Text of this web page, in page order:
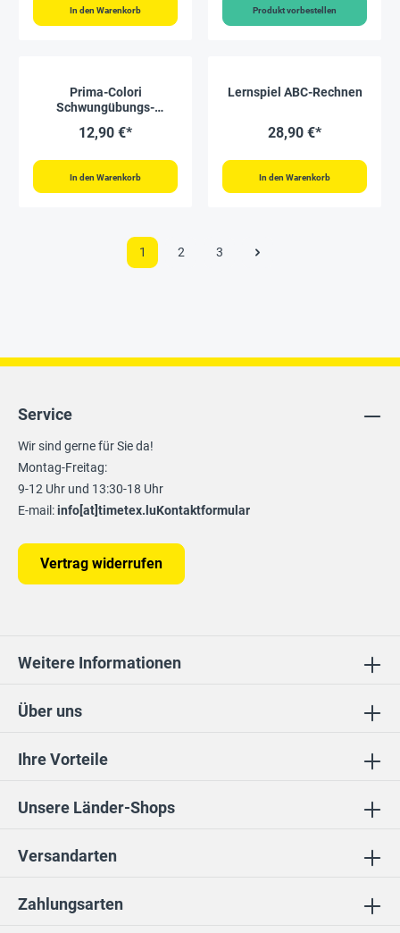
In den Warenkorb Produkt vorbestellen
Prima-Colori
Schwungübungs-
magnethaftend
12,90 €*
In den Warenkorb
Lernspiel ABC-Rechnen
28,90 €*
In den Warenkorb
1 2 3
Ihre Vorteile
Unsere Länder-Shops
Über uns
Service
Wir sind gerne für Sie da!
Montag-Freitag:
9-12 Uhr und 13:30-18 Uhr
E-mail:info[at]timetex.luKontaktformular
Vertrag widerrufen
Weitere Informationen
Zahlungsarten
Versandarten